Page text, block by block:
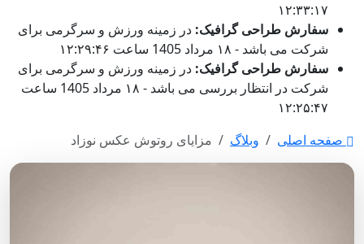
۱۲:۳۳:۱۷
سفارش طراحی گرافیک: در زمینه ورزش و سرگرمی برای
شرکت می باشد - ۱۸ مرداد 1405 ساعت ۱۲:۲۹:۴۶
سفارش طراحی گرافیک: در زمینه ورزش و سرگرمی برای
شرکت در انتظار بررسی می باشد - ۱۸ مرداد 1405 ساعت
۱۲:۲۵:۴۷
صفحه اصلی
وبلاگ مزایای روتوش عکس نوزاد